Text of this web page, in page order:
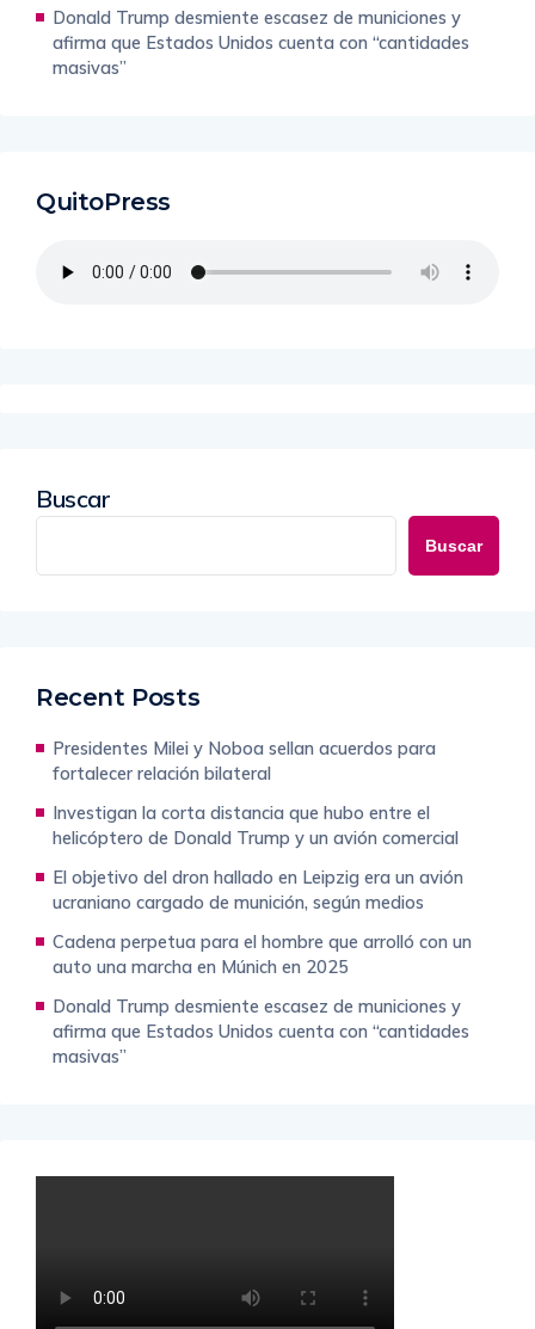
Donald Trump desmiente escasez de municiones y
afirma que Estados Unidos cuenta con “cantidades
masivas”
QuitoPress
Buscar
Buscar
Recent Posts
Presidentes Milei y Noboa sellan acuerdos para
fortalecer relación bilateral
Investigan la corta distancia que hubo entre el
helicóptero de Donald Trump y un avión comercial
El objetivo del dron hallado en Leipzig era un avión
ucraniano cargado de munición, según medios
Cadena perpetua para el hombre que arrolló con un
auto una marcha en Múnich en 2025
Donald Trump desmiente escasez de municiones y
afirma que Estados Unidos cuenta con “cantidades
masivas”